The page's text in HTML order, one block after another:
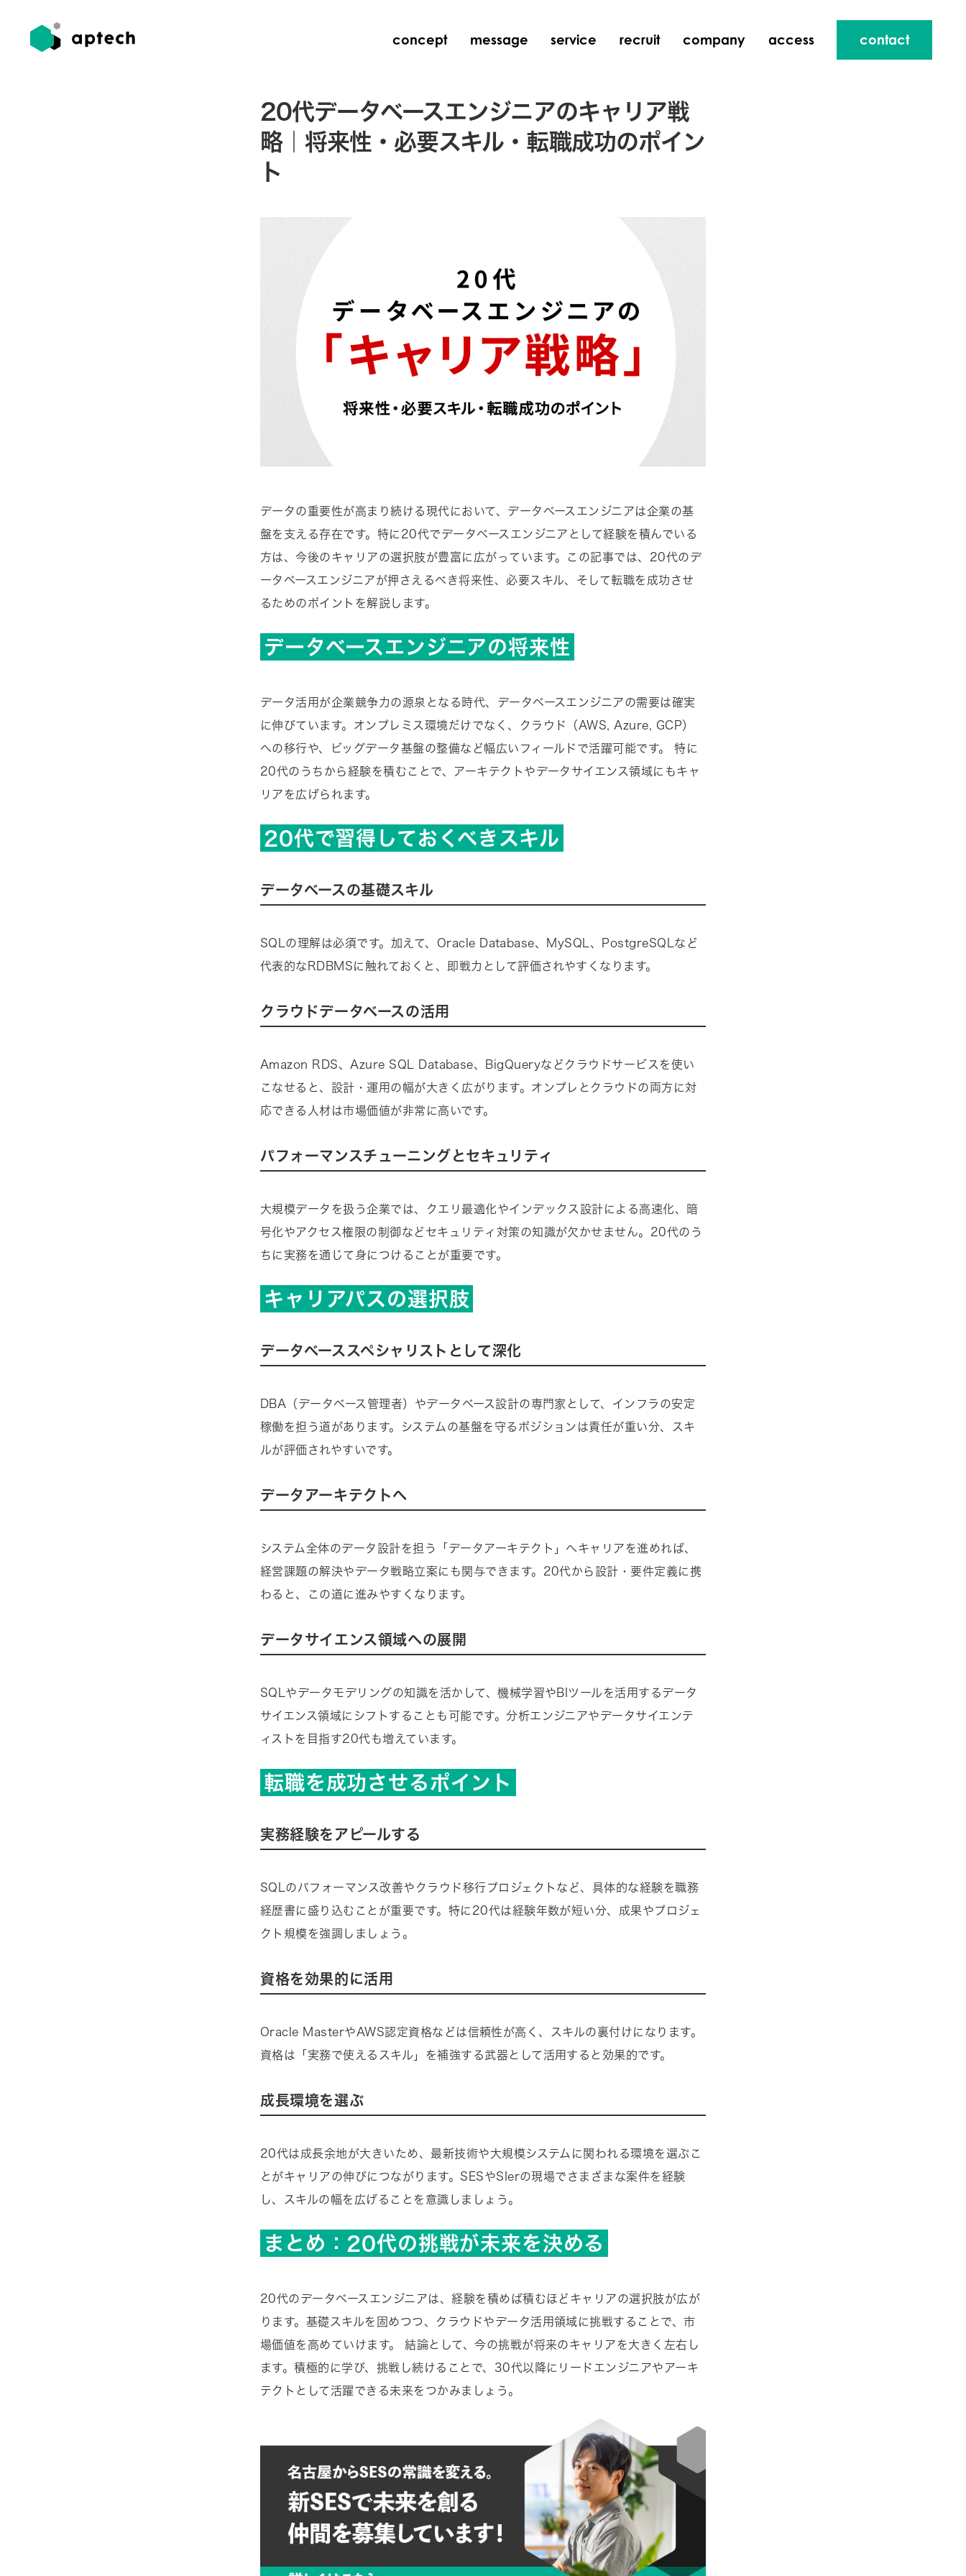
concept message service recruit company access contact
20代データベースエンジニアのキャリア戦
略｜将来性・必要スキル・転職成功のポイン
ト
データの重要性が高まり続ける現代において、データベースエンジニアは企業の基
盤を支える存在です。特に20代でデータベースエンジニアとして経験を積んでいる
方は、今後のキャリアの選択肢が豊富に広がっています。この記事では、20代のデ
ータベースエンジニアが押さえるべき将来性、必要スキル、そして転職を成功させ
るためのポイントを解説します。
データベースエンジニアの将来性
データ活用が企業競争力の源泉となる時代、データベースエンジニアの需要は確実
に伸びています。オンプレミス環境だけでなく、クラウド（AWS, Azure, GCP）
への移行や、ビッグデータ基盤の整備など幅広いフィールドで活躍可能です。 特に
20代のうちから経験を積むことで、アーキテクトやデータサイエンス領域にもキャ
リアを広げられます。
20代で習得しておくべきスキル
データベースの基礎スキル
SQLの理解は必須です。加えて、Oracle Database、MySQL、PostgreSQLなど
代表的なRDBMSに触れておくと、即戦力として評価されやすくなります。
クラウドデータベースの活用
Amazon RDS、Azure SQL Database、BigQueryなどクラウドサービスを使い
こなせると、設計・運用の幅が大きく広がります。オンプレとクラウドの両方に対
応できる人材は市場価値が非常に高いです。
パフォーマンスチューニングとセキュリティ
大規模データを扱う企業では、クエリ最適化やインデックス設計による高速化、暗
号化やアクセス権限の制御などセキュリティ対策の知識が欠かせません。20代のう
ちに実務を通じて身につけることが重要です。
キャリアパスの選択肢
データベーススペシャリストとして深化
DBA（データベース管理者）やデータベース設計の専門家として、インフラの安定
稼働を担う道があります。システムの基盤を守るポジションは責任が重い分、スキ
ルが評価されやすいです。
データアーキテクトへ
システム全体のデータ設計を担う「データアーキテクト」へキャリアを進めれば、
経営課題の解決やデータ戦略立案にも関与できます。20代から設計・要件定義に携
わると、この道に進みやすくなります。
データサイエンス領域への展開
SQLやデータモデリングの知識を活かして、機械学習やBIツールを活用するデータ
サイエンス領域にシフトすることも可能です。分析エンジニアやデータサイエンテ
ィストを目指す20代も増えています。
転職を成功させるポイント
実務経験をアピールする
SQLのパフォーマンス改善やクラウド移行プロジェクトなど、具体的な経験を職務
経歴書に盛り込むことが重要です。特に20代は経験年数が短い分、成果やプロジェ
クト規模を強調しましょう。
資格を効果的に活用
Oracle MasterやAWS認定資格などは信頼性が高く、スキルの裏付けになります。
資格は「実務で使えるスキル」を補強する武器として活用すると効果的です。
成長環境を選ぶ
20代は成長余地が大きいため、最新技術や大規模システムに関われる環境を選ぶこ
とがキャリアの伸びにつながります。SESやSIerの現場でさまざまな案件を経験
し、スキルの幅を広げることを意識しましょう。
まとめ：20代の挑戦が未来を決める
20代のデータベースエンジニアは、経験を積めば積むほどキャリアの選択肢が広が
ります。基礎スキルを固めつつ、クラウドやデータ活用領域に挑戦することで、市
場価値を高めていけます。 結論として、今の挑戦が将来のキャリアを大きく左右し
ます。積極的に学び、挑戦し続けることで、30代以降にリードエンジニアやアーキ
テクトとして活躍できる未来をつかみましょう。